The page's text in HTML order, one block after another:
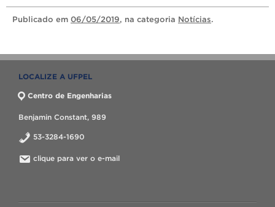
Publicado em 06/05/2019, na categoria Notícias.
LOCALIZE A UFPEL
Centro de Engenharias
Benjamin Constant, 989
53-3284-1690
clique para ver o e-mail